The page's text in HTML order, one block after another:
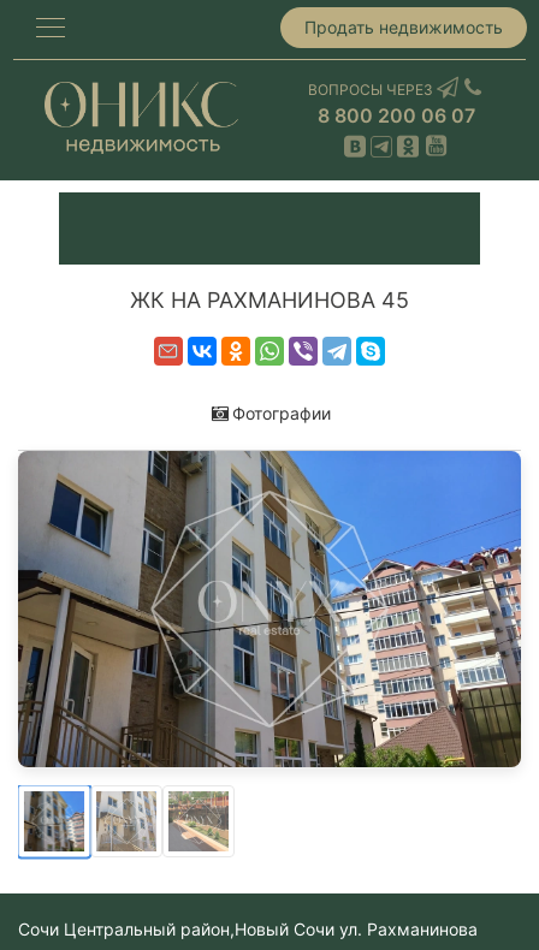
Продать недвижимость
ВОПРОСЫ ЧЕРЕЗ
8 800 200 06 07
ЖК НА РАХМАНИНОВА 45
Фотографии
Сочи Центральный район,Новый Сочи ул. Рахманинова